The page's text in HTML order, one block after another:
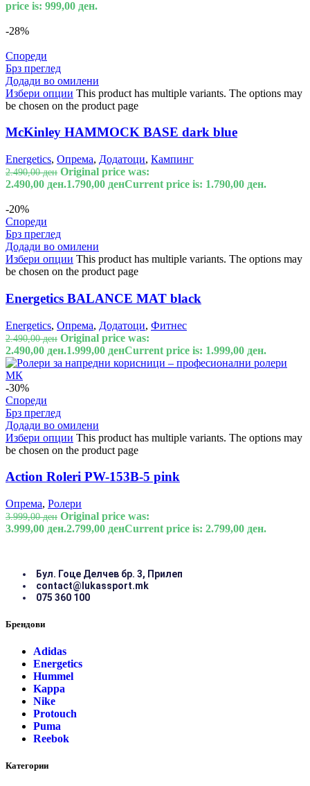
price is: 999,00 ден.
-28%
Спореди
Брз преглед
Додади во омилени
Избери опции This product has multiple variants. The options may
be chosen on the product page
McKinley HAMMOCK BASE dark blue
Energetics, Опрема, Додатоци, Кампинг
2.490,00ден Original price was:
2.490,00 ден.1.790,00 денCurrent price is: 1.790,00 ден.
-20%
Спореди
Брз преглед
Додади во омилени
Избери опции This product has multiple variants. The options may
be chosen on the product page
Energetics BALANCE MAT black
Energetics, Опрема, Додатоци, Фитнес
2.490,00ден Original price was:
2.490,00 ден.1.999,00 денCurrent price is: 1.999,00 ден.
-30%
Спореди
Брз преглед
Додади во омилени
Избери опции This product has multiple variants. The options may
be chosen on the product page
Action Roleri PW-153B-5 pink
Опрема, Ролери
3.999,00ден Original price was:
3.999,00 ден.2.799,00 денCurrent price is: 2.799,00 ден.
Бул. Гоце Делчев бр. 3, Прилеп
contact@lukassport.mk
075 360 100
Брендови
Adidas
Energetics
Hummel
Kappa
Nike
Protouch
Puma
Reebok
Категории